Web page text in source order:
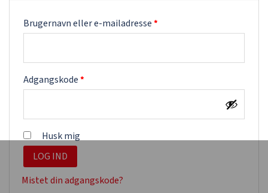
Brugernavn eller e-mailadresse*
Adgangskode*
Husk mig
LOG IND
Mistet din adgangskode?